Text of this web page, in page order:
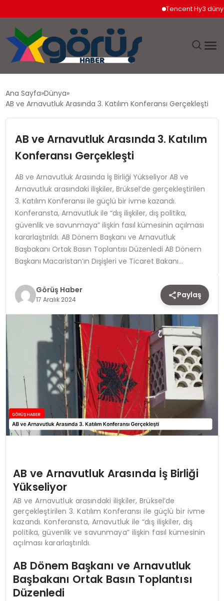
Tencent Hy3 dünya
GÜNDEM
SAĞLIK
SPOR
TEKNOLOJI
Ana Sayfa Dünya
AB ve Arnavutluk Arasında 3. Katılım Konferansı Gerçekleşti
AB ve Arnavutluk Arasında 3. Katılım
Konferansı Gerçekleşti
AB ve Arnavutluk Arasında İş Birliği Yükseliyor AB ve
Arnavutluk arasındaki ilişkiler, Brüksel’de gerçekleştirilen
3. Katılım Konferansı ile güçlü bir ivme kazandı.
Konferansta, Arnavutluk ile “dış ilişkiler, dış politika,
güvenlik ve savunmaya” ilişkin fasıl kümesinin açılması
kararlaştırıldı. AB Dönem Başkanı ve Arnavutluk
Başbakanı Ortak Basın Toplantısı Düzenledi AB Dönem
Başkanı Macaristan’ın Dışişleri ve Ticaret Bakanı…
Görüş Haber
17 Aralık 2024 Paylaş
AB ve Arnavutluk Arasında İş Birliği
Yükseliyor
AB ve Arnavutluk arasındaki ilişkiler, Brüksel’de
gerçekleştirilen 3. Katılım Konferansı ile güçlü bir ivme
kazandı. Konferansta, Arnavutluk ile “dış ilişkiler, dış
politika, güvenlik ve savunmaya” ilişkin fasıl kümesinin
açılması kararlaştırıldı.
AB Dönem Başkanı ve Arnavutluk
Başbakanı Ortak Basın Toplantısı
Düzenledi